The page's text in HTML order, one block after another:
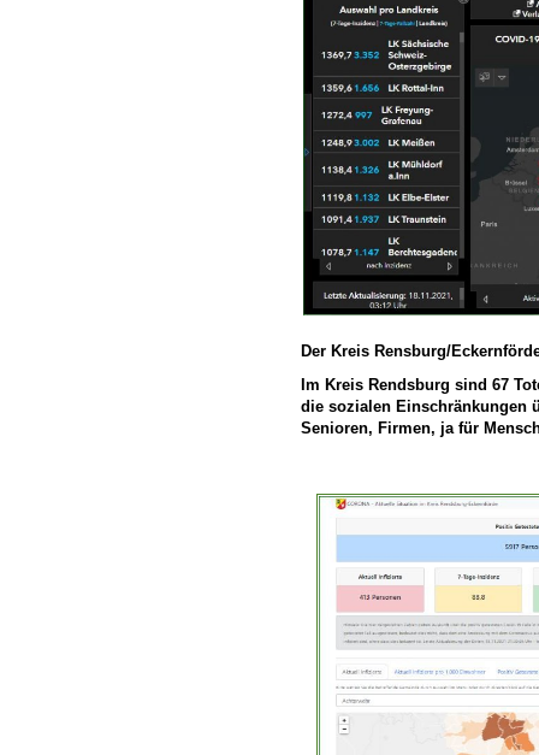
Der Kreis Rensburg/
Im Kreis Rendsburg sind 67
die sozialen Einschränkungen
Senioren, Firmen, ja für